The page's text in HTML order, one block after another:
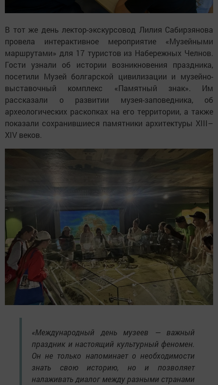
В тот же день лектор-экскурсовод Лилия Сабирзянова
провела интерактивное мероприятие «Музейными
маршрутами» для 17 туристов из Набережных Челнов.
Гости узнали об истории возникновения праздника,
посетили Музей болгарской цивилизации и музейно-
выставочный комплекс «Памятный знак». Им
рассказали о развитии музея-заповедника, об
археологических раскопках на его территории, а также
показали сохранившиеся памятники архитектуры XIII–
XIV веков.
«Международный день музеев — важный
праздник и настоящий культурный феномен.
Он не только напоминает о необходимости
знать свою историю, но и позволяет
налаживать диалог между разными странами